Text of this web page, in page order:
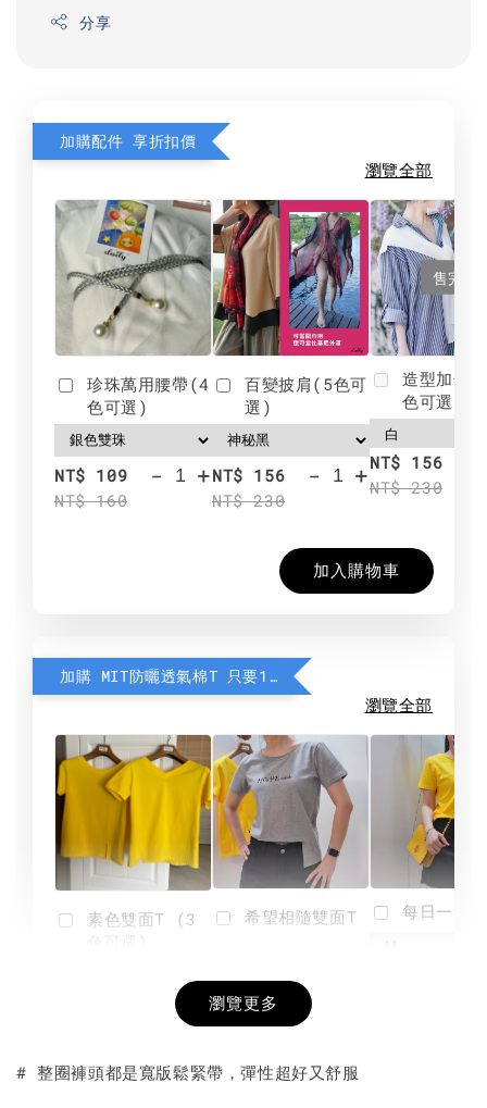
分享
加購配件 享折扣價
瀏覽全部
珍珠萬用腰帶(4
色可選)
NT$ 109
NT$ 160
- +
百變披肩(5色可
選)
NT$ 156
NT$ 230
- +
售完
造型加分
色可選)
NT$ 156
NT$ 230
加入購物車
加購 MIT防曬透氣棉T 只要190元
瀏覽全部
素色雙面T (3
+
希望相隨雙面T
NT$ 190
-
每日一笑
瀏覽更多
# 整圈褲頭都是寬版鬆緊帶，彈性超好又舒服